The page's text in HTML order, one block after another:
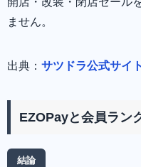
ません。
出典： サツドラ公式サイト
EZOPayと会員ラン
結論